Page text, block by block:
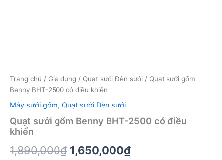
Trang chủ / Gia dụng / Quạt sưởi Đèn sưởi / Quạt sưởi gốm
Benny BHT-2500 có điều khiển
Máy sưởi gốm, Quạt sưởi Đèn sưởi
Quạt sưởi gốm Benny BHT-2500 có điều
khiển
1,890,000₫ Giá
1,650,000₫Giá